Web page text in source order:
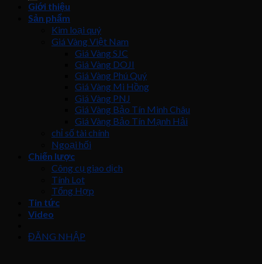
Giới thiệu
Sản phẩm
Kim loại quý
Giá Vàng Việt Nam
Giá Vàng SJC
Giá Vàng DOJI
Giá Vàng Phú Quý
Giá Vàng Mi Hồng
Giá Vàng PNJ
Giá Vàng Bảo Tín Minh Châu
Giá Vàng Bảo Tín Mạnh Hải
chỉ số tài chính
Ngoại hối
Chiến lược
Công cụ giao dịch
Tính Lot
Tổng Hợp
Tin tức
Video
ĐĂNG NHẬP